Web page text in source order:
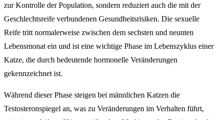
zur Kontrolle der Population, sondern reduziert auch die mit der
Geschlechtsreife verbundenen Gesundheitsrisiken. Die sexuelle
Reife tritt normalerweise zwischen dem sechsten und neunten
Lebensmonat ein und ist eine wichtige Phase im Lebenszyklus einer
Katze, die durch bedeutende hormonelle Veränderungen
gekennzeichnet ist.
Während dieser Phase steigen bei männlichen Katzen die
Testosteronspiegel an, was zu Veränderungen im Verhalten führt,